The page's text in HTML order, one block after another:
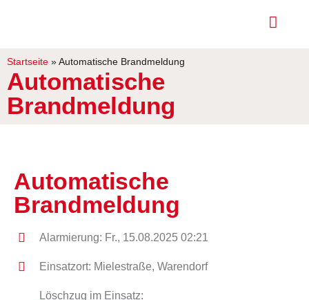
Startseite » Automatische Brandmeldung
Automatische
Brandmeldung
Automatische
Brandmeldung
Alarmierung: Fr., 15.08.2025 02:21
Einsatzort: Mielestraße, Warendorf
Löschzug im Einsatz: